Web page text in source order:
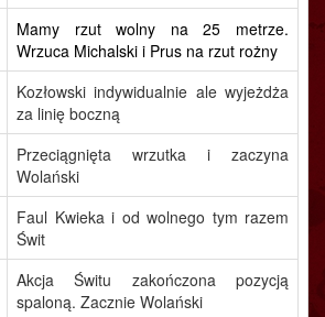
Mamy rzut wolny na 25 metrze.
Wrzuca Michalski i Prus na rzut rożny
Kozłowski indywidualnie ale wyjeżdża
za linię boczną
Przeciągnięta wrzutka i zaczyna
Wolański
Faul Kwieka i od wolnego tym razem
Świt
Akcja Świtu zakończona pozycją
spaloną. Zacznie Wolański